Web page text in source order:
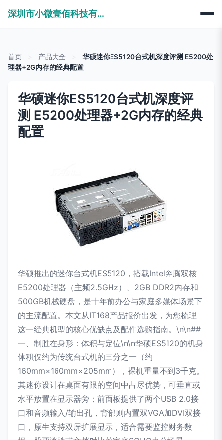
深圳市小微壹佰科技有限公司
首页 产品大全
华硕迷你ES5120台式机深度评测 E5200处
理器+2G内存的经典配置
华硕迷你ES5120台式机深度评
测 E5200处理器+2G内存的经典
配置
华硕推出的迷你台式机ES5120，搭载Intel奔腾双核
E5200处理器（主频2.5GHz）、2GB DDR2内存和
500GB机械硬盘，是十年前办公与家庭多媒体场景下
的主流配置。本文从IT168产品报价出发，为您梳理
这一经典机型的核心优缺点及配件选购指南。\n\n##
一、制胜在身形：体积与定位\n\n华硕ES5120的机身
体积仅约为传统台式机的三分之一（约
160mm×160mm×205mm），裸机重量不到3千克。
其迷你设计在桌面有限的空间中占尽优势，可垂直或
水平放置在显示器旁；前面板提供了两个USB 2.0接
口和音频输入/输出孔，背部则内置双VGA加DVI双接
口，原生支持双屏扩展显示，适合需要监控财务数